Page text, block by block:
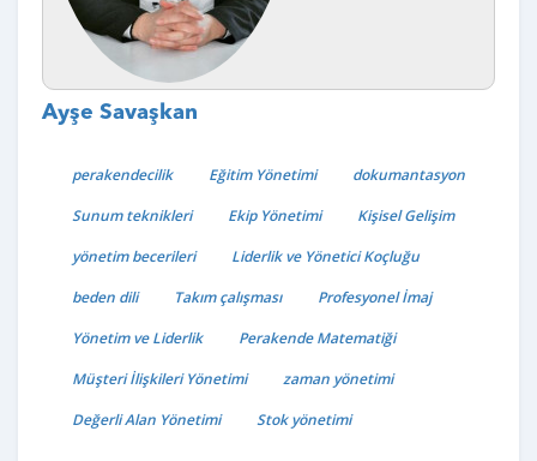
Ayşe Savaşkan
perakendecilik Eğitim Yönetimi
dokumantasyon
Sunum teknikleri
Ekip Yönetimi
Kişisel Gelişim
yönetim becerileri
Liderlik ve Yönetici Koçluğu
beden dili
Takım çalışması
Profesyonel İmaj
Yönetim ve Liderlik
Perakende Matematiği
Müşteri İlişkileri Yönetimi
zaman yönetimi
Değerli Alan Yönetimi
Stok yönetimi